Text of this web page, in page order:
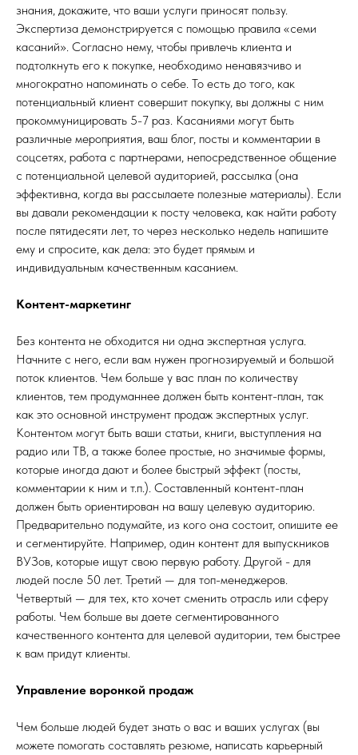
знания, докажите, что ваши услуги приносят пользу.
Экспертиза демонстрируется с помощью правила «семи
касаний». Согласно нему, чтобы привлечь клиента и
подтолкнуть его к покупке, необходимо ненавязчиво и
многократно напоминать о себе. То есть до того, как
потенциальный клиент совершит покупку, вы должны с ним
прокоммуницировать 5-7 раз. Касаниями могут быть
различные мероприятия, ваш блог, посты и комментарии в
соцсетях, работа с партнерами, непосредственное общение
с потенциальной целевой аудиторией, рассылка (она
эффективна, когда вы рассылаете полезные материалы). Если
вы давали рекомендации к посту человека, как найти работу
после пятидесяти лет, то через несколько недель напишите
ему и спросите, как дела: это будет прямым и
индивидуальным качественным касанием.
Контент-маркетинг
Без контента не обходится ни одна экспертная услуга.
Начните с него, если вам нужен прогнозируемый и большой
поток клиентов. Чем больше у вас план по количеству
клиентов, тем продуманнее должен быть контент-план, так
как это основной инструмент продаж экспертных услуг.
Контентом могут быть ваши статьи, книги, выступления на
радио или ТВ, а также более простые, но значимые формы,
которые иногда дают и более быстрый эффект (посты,
комментарии к ним и т.п.). Составленный контент-план
должен быть ориентирован на вашу целевую аудиторию.
Предварительно подумайте, из кого она состоит, опишите ее
и сегментируйте. Например, один контент для выпускников
ВУЗов, которые ищут свою первую работу. Другой - для
людей после 50 лет. Третий — для топ-менеджеров.
Четвертый — для тех, кто хочет сменить отрасль или сферу
работы. Чем больше вы даете сегментированного
качественного контента для целевой аудитории, тем быстрее
к вам придут клиенты.
Управление воронкой продаж
Чем больше людей будет знать о вас и ваших услугах (вы
можете помогать составлять резюме, написать карьерный